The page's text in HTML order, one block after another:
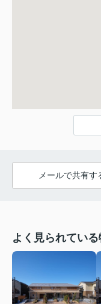
メールで共有す
よく見られてい